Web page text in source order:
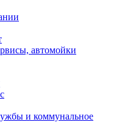
автомойки
и коммунальное